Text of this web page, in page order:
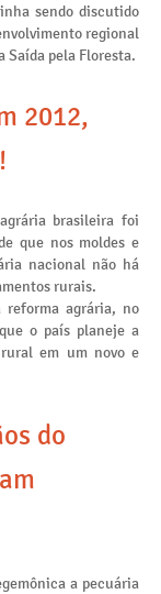
sendo discutido
regional
pela Floresta.
2012,
brasileira foi
que nos moldes e
nacional não há
rurais.
reforma agrária, no
o país planeje a
em um novo e
do
a pecuária